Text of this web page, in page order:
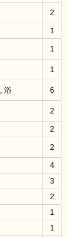
2
1
1
1
, 浴 6
2
2
2
4
3
2
1
1